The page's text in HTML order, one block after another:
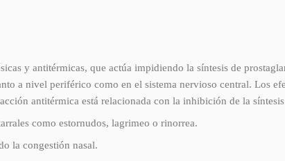
y antitérmicas, que actúa impidiendo la síntesis de
a nivel periférico como en el sistema nervioso central. Los
antitérmica está relacionada con la inhibición de la
como estornudos, lagrimeo o rinorrea.
la congestión nasal.